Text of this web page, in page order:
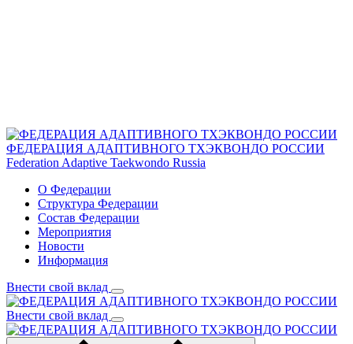
ФЕДЕРАЦИЯ АДАПТИВНОГО ТХЭКВОНДО РОССИИ
Federation Adaptive Taekwondo Russia
О Федерации
Структура Федерации
Состав Федерации
Мероприятия
Новости
Информация
Внести свой вклад
Внести свой вклад